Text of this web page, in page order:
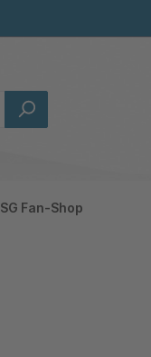
SG Fan-Shop